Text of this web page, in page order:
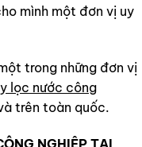
mình một đơn vị uy
trong những đơn vị
lọc nước công
trên toàn quốc.
NGHIỆP TẠI